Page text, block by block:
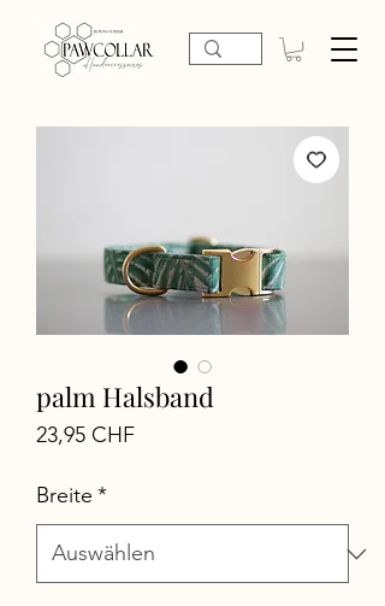
palm Halsband
23,95 CHFPreis
Breite *